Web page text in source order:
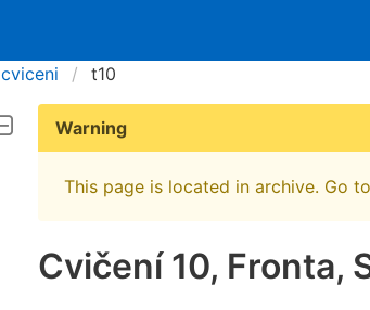
cviceni t10
Warning
This page is located in archive. Go
Cvičení 10, Fronta,